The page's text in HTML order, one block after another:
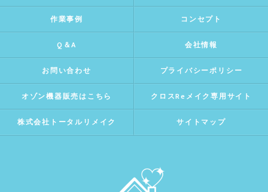
作業事例 コンセプト
Q＆A 会社情報
お問い合わせ プライバシーポリシー
オゾン機器販売はこちら クロスReメイク専用サイト
株式会社トータルリメイク サイトマップ